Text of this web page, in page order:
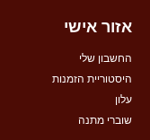
אזור אישי
החשבון שלי
היסטוריית הזמנות
עלון
שוברי מתנה